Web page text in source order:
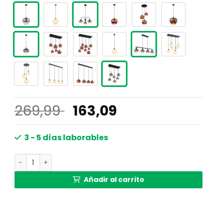
269,99 El
precio
original
163,09
3 - 5 días laborables
Lámpara colgante con cristal ahumado y cables Maxy
Añadir al carrito